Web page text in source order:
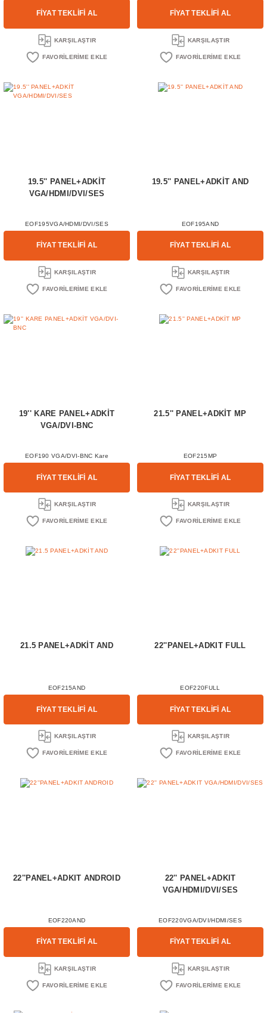
FİYAT TEKLİFİ AL
KARŞILAŞTIR
FİYAT TEKLİFİ AL
KARŞILAŞTIR
19.5'' PANEL+ADKİT
VGA/HDMI/DVI/SES
EOF195VGA/HDMI/DVI/SES
FİYAT TEKLİFİ AL
KARŞILAŞTIR
19.5'' PANEL+ADKİT AND
EOF195AND
FİYAT TEKLİFİ AL
KARŞILAŞTIR
19'' KARE PANEL+ADKİT
VGA/DVI-BNC
EOF190 VGA/DVI-BNC Kare
FİYAT TEKLİFİ AL
KARŞILAŞTIR
21.5'' PANEL+ADKİT MP
EOF215MP
FİYAT TEKLİFİ AL
KARŞILAŞTIR
21.5 PANEL+ADKİT AND
EOF215AND
FİYAT TEKLİFİ AL
KARŞILAŞTIR
22''PANEL+ADKIT FULL
EOF220FULL
FİYAT TEKLİFİ AL
KARŞILAŞTIR
22''PANEL+ADKIT ANDROID
EOF220AND
FİYAT TEKLİFİ AL
KARŞILAŞTIR
22'' PANEL+ADKIT
VGA/HDMI/DVI/SES
EOF220VGA/DVI/HDMI/SES
FİYAT TEKLİFİ AL
KARŞILAŞTIR